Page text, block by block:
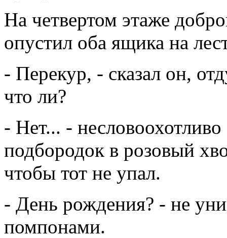
На четвертом этаже
опустил оба ящика на
- Перекур, - сказал он,
что ли?
- Нет... -
подбородок в розовый
чтобы тот не упал.
- День рождения? - не
помпонами.